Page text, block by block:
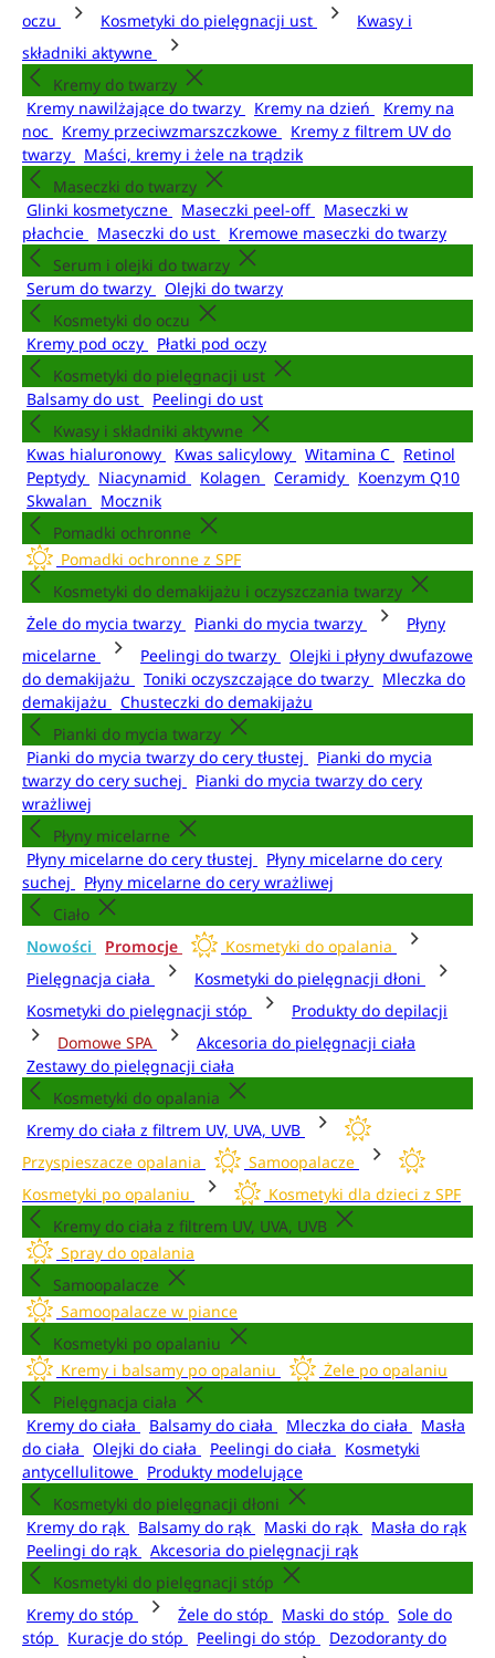
oczu
Kosmetyki do pielęgnacji ust
Kwasy i
składniki aktywne
Kremy do twarzy
Kremy nawilżające do twarzy
Kremy na dzień
Kremy na
noc
Kremy przeciwzmarszczkowe
Kremy z filtrem UV do
twarzy
Maści, kremy i żele na trądzik
Maseczki do twarzy
Glinki kosmetyczne
Maseczki peel-off
Maseczki w
płachcie
Maseczki do ust
Kremowe maseczki do twarzy
Serum i olejki do twarzy
Serum do twarzy
Olejki do twarzy
Kosmetyki do oczu
Kremy pod oczy
Płatki pod oczy
Kosmetyki do pielęgnacji ust
Balsamy do ust
Peelingi do ust
Kwasy i składniki aktywne
Kwas hialuronowy
Kwas salicylowy Witamina C
Retinol
Peptydy
Niacynamid Kolagen Ceramidy
Koenzym Q10
Skwalan
Mocznik
Pomadki ochronne
Pomadki ochronne z SPF
Kosmetyki do demakijażu i oczyszczania twarzy
Żele do mycia twarzy
Pianki do mycia twarzy
Płyny
micelarne
Peelingi do twarzy
Olejki i płyny dwufazowe
do demakijażu
Toniki oczyszczające do twarzy
Mleczka do
demakijażu
Chusteczki do demakijażu
Pianki do mycia twarzy
Pianki do mycia twarzy do cery tłustej
Pianki do mycia
twarzy do cery suchej
Pianki do mycia twarzy do cery
wrażliwej
Płyny micelarne
Płyny micelarne do cery tłustej
Płyny micelarne do cery
suchej
Płyny micelarne do cery wrażliwej
Ciało
Nowości
Promocje
Kosmetyki do opalania
Pielęgnacja ciała
Kosmetyki do pielęgnacji dłoni
Kosmetyki do pielęgnacji stóp
Produkty do depilacji
Domowe SPA
Akcesoria do pielęgnacji ciała
Zestawy do pielęgnacji ciała
Kosmetyki do opalania
Kremy do ciała z filtrem UV, UVA, UVB
Przyspieszacze opalania
Samoopalacze
Kosmetyki po opalaniu
Kosmetyki dla dzieci z SPF
Kremy do ciała z filtrem UV, UVA, UVB
Spray do opalania
Samoopalacze
Samoopalacze w piance
Kosmetyki po opalaniu
Kremy i balsamy po opalaniu
Żele po opalaniu
Pielęgnacja ciała
Kremy do ciała
Balsamy do ciała Mleczka do ciała
Masła
do ciała
Olejki do ciała Peelingi do ciała
Kosmetyki
antycellulitowe
Produkty modelujące
Kosmetyki do pielęgnacji dłoni
Kremy do rąk
Balsamy do rąk Maski do rąk
Masła do rąk
Peelingi do rąk
Akcesoria do pielęgnacji rąk
Kosmetyki do pielęgnacji stóp
Kremy do stóp
Żele do stóp Maski do stóp
Sole do
stóp
Kuracje do stóp Peelingi do stóp
Dezodoranty do